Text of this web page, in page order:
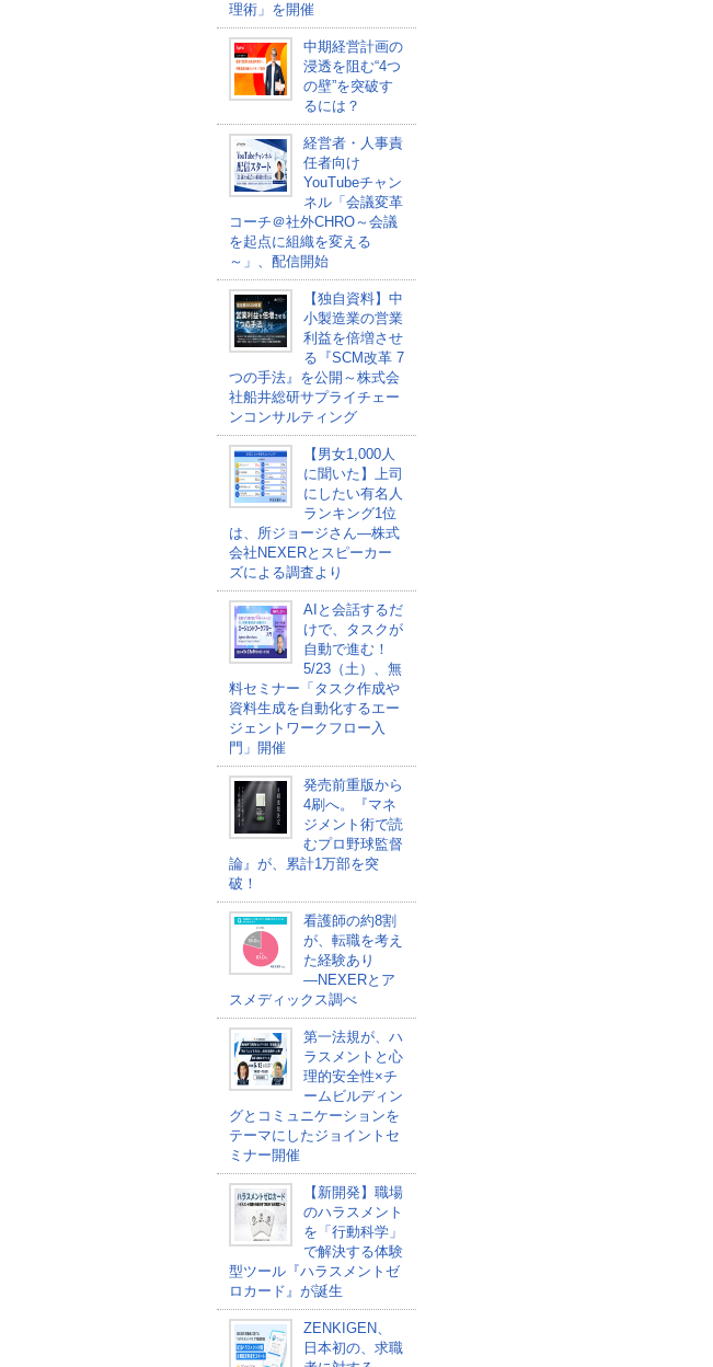
理術」を開催
中期経営計画の
浸透を阻む“4つ
の壁”を突破す
るには？
経営者・人事責
任者向け
YouTubeチャン
ネル「会議変革
コーチ＠社外CHRO～会議
を起点に組織を変える
～」、配信開始
【独自資料】中
小製造業の営業
利益を倍増させ
る『SCM改革 7
つの手法』を公開～株式会
社船井総研サプライチェー
ンコンサルティング
【男女1,000人
に聞いた】上司
にしたい有名人
ランキング1位
は、所ジョージさん―株式
会社NEXERとスピーカー
ズによる調査より
AIと会話するだ
けで、タスクが
自動で進む！
5/23（土）、無
料セミナー「タスク作成や
資料生成を自動化するエー
ジェントワークフロー入
門」開催
発売前重版から
4刷へ。『マネ
ジメント術で読
むプロ野球監督
論』が、累計1万部を突
破！
看護師の約8割
が、転職を考え
た経験あり
―NEXERとア
スメディックス調べ
第一法規が、ハ
ラスメントと心
理的安全性×チ
ームビルディン
グとコミュニケーションを
テーマにしたジョイントセ
ミナー開催
【新開発】職場
のハラスメント
を「行動科学」
で解決する体験
型ツール『ハラスメントゼ
ロカード』が誕生
ZENKIGEN、
日本初の、求職